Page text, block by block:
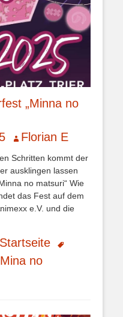
„Minna no
Autor
Florian E
Schritten kommt der
ausklingen lassen
no matsuri“ Wie
das Fest auf dem
e.V. und die
Startseite Schlagworte
Mina no